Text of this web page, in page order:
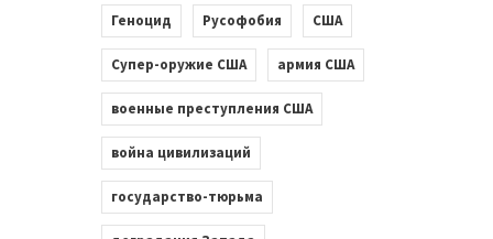
Геноцид Русофобия США
Супер-оружие США армия США
военные преступления США
война цивилизаций
государство-тюрьма